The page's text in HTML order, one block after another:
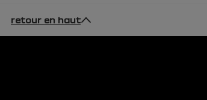
retour en haut